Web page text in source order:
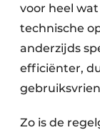
voor heel
technische
anderzijds
efficiënter,
Zo is de